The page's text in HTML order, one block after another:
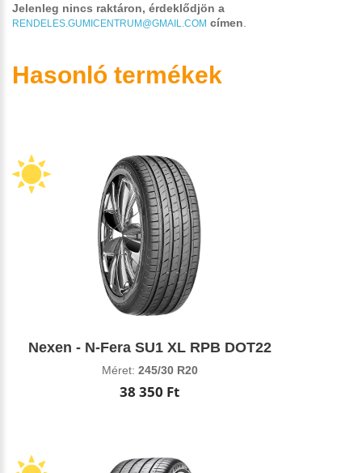
Jelenleg nincs raktáron, érdeklődjön a
RENDELES.GUMICENTRUM@GMAIL.COM címen
Hasonló termékek
Nexen - N-Fera SU1 XL RPB DOT22
Méret: 245/30 R20
38 350 Ft